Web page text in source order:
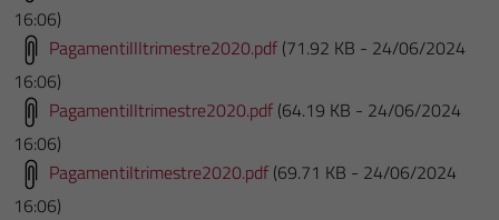
16:06)
PagamentiIIItrimestre2020.pdf (71.92 KB - 24/06/2024
16:06)
PagamentiIItrimestre2020.pdf (64.19 KB - 24/06/2024
16:06)
PagamentiItrimestre2020.pdf (69.71 KB - 24/06/2024
16:06)